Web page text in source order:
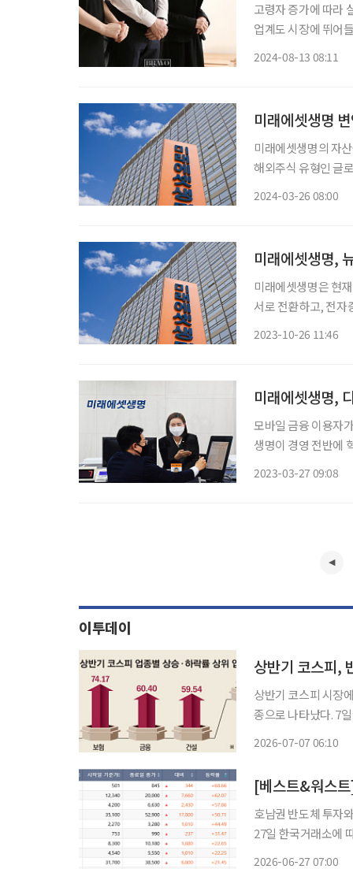
고령자 증가에 따라
업계도 시장에 뛰어
2024-08-13 08:11
미래에셋생명
미래에셋생명의 자
해외주식 유형인 글
2024-03-26 08:00
미래에셋생명,
미래에셋생명은 현
서로 전환하고, 전자
2023-10-26 11:46
미래에셋생명,
모바일 금융 이용자
생명이 경영 전반에 혁신
2023-03-27 09:08
이투데이
상반기 코스피,
상반기 코스피 시장
종으로 나타났다. 7일 한국거래소에 따르면 상반기 코스피 업종 지수 중 상승 폭이 가장 컸던
2026-07-07 06:10
호남권 반도체 투자
27일 한국거래소에
2026-06-27 07:00